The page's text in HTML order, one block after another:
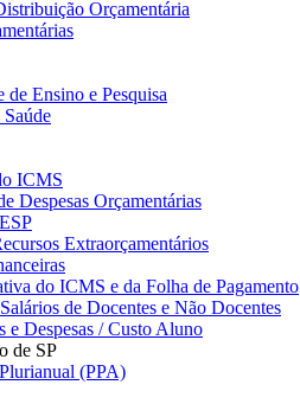
Orçamentária
Ensino e Pesquisa
ICMS
Despesas Orçamentárias
Extraorçamentários
do ICMS e da Folha de Pagamento
de Docentes e Não Docentes
e Despesas / Custo Aluno
de SP
(PPA)